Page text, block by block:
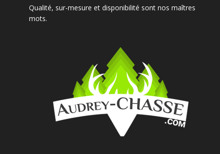
Qualité, sur-mesure et disponibilité sont nos maîtres
mots.